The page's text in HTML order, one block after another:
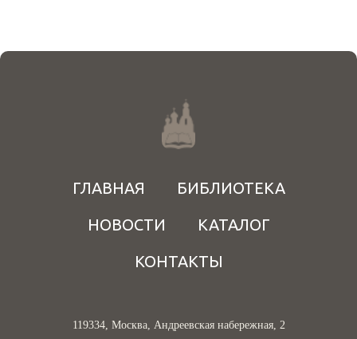
ГЛАВНАЯ
БИБЛИОТЕКА
НОВОСТИ
КАТАЛОГ
КОНТАКТЫ
119334, Москва, Андреевская набережная, 2